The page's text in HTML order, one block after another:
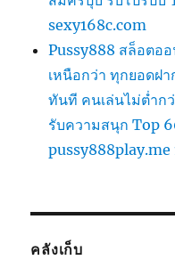
sexy168c.com
Pussy888 สล็อตอ
เหนือกว่า ทุกยอดฝ
ทันที คนเล่นไม่ต่ำก
รับความสนุก Top
pussy888play.me
คลังเก็บ